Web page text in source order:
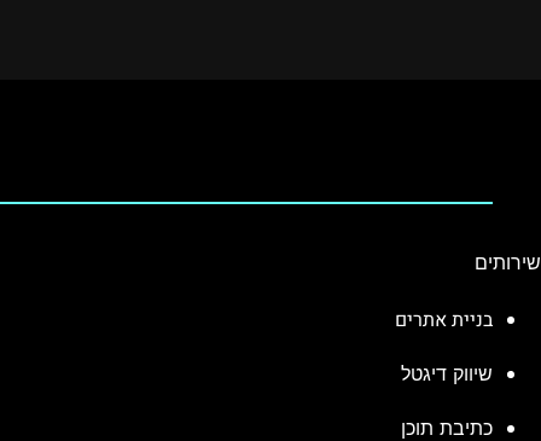
שירותים
בניית אתרים
שיווק דיגטל
כתיבת תוכן